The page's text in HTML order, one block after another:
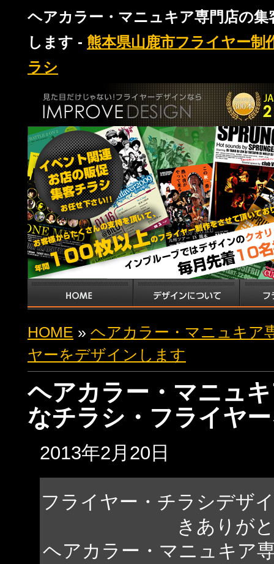
ヘアカラー・マニュキア専門店の
します - 熊本県山鹿市フライヤー
ラシ
HOME » ヘアカラー・マニュキア
ヤーをデザインします
ヘアカラー・マニュ
なチラシ・フライヤ
2013年2月20日
フライヤー・チラシデザ
きありが
ヘアカラー・マニュキア